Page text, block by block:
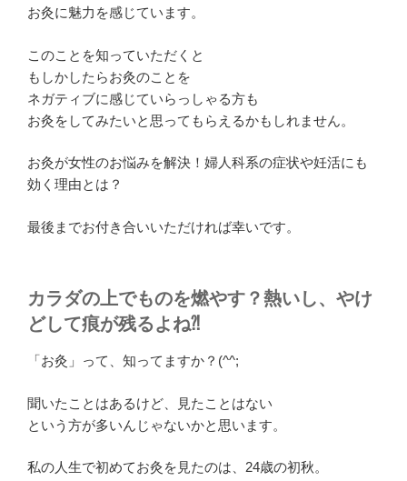
お灸に魅力を感じています。
このことを知っていただくと
もしかしたらお灸のことを
ネガティブに感じていらっしゃる方も
お灸をしてみたいと思ってもらえるかもしれません。
お灸が女性のお悩みを解決！婦人科系の症状や妊活にも
効く理由とは？
最後までお付き合いいただければ幸いです。
カラダの上でものを燃やす？熱いし、やけ
どして痕が残るよね⁈
「お灸 」って、知ってますか？(^^;
聞いたことはあるけど、見たことはない
という方が多いんじゃないかと思います。
私の人生で初めてお灸を見たのは、24歳の初秋。